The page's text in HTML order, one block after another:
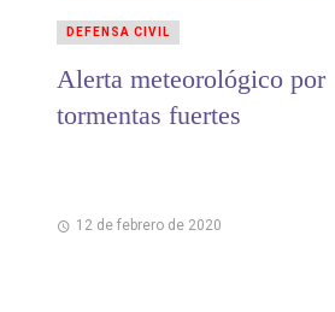
Alerta meteorológico por
tormentas fuertes
12 de febrero de 2020
DEFENSA CIVIL